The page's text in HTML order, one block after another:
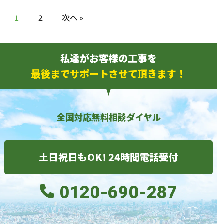
1 2 次へ »
私達がお客様の工事を
最後までサポートさせて頂きます！
全国対応無料相談ダイヤル
土日祝日もOK! 24時間電話受付
0120-690-287